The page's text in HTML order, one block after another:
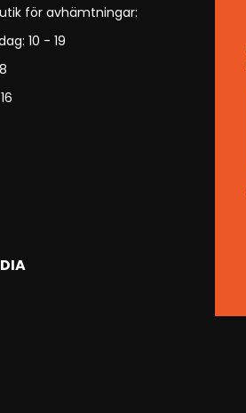
för avhämtningar:
10 - 19